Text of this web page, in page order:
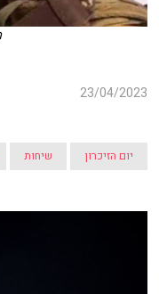
23/04/2023
יום הזיכרון שיחות